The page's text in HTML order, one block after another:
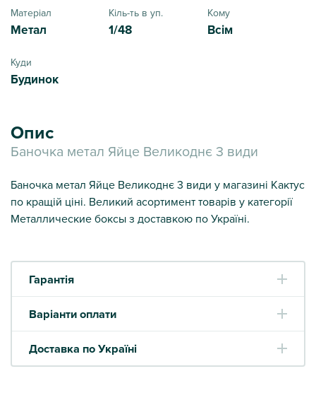
Матеріал
Метал
Кіль-ть в уп.
1/48
Кому
Всім
Куди
Будинок
Опис
Баночка метал Яйце Великоднє 3 види
Баночка метал Яйце Великоднє 3 види у магазині Кактус
по кращій ціні. Великий асортимент товарів у категорії
Металлические боксы з доставкою по Україні.
Гарантія
Варіанти оплати
Доставка по Україні